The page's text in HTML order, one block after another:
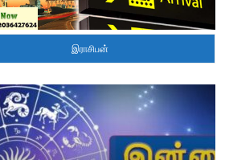
இராசிபன்